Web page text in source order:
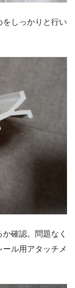
をしっかりと行い
確認。問題なく
ル用アタッチメ